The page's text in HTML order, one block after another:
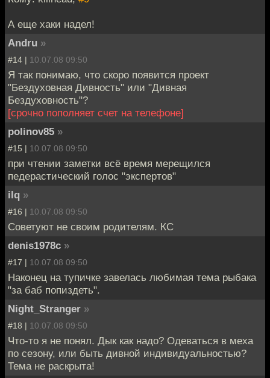
А еще хаки надел!
Andru »
#14 | 10.07.08 09:50
Я так понимаю, что скоро появится проект
"Бездуховная Дивность" или "Дивная
Бездуховность"?
[срочно пополняет счет на телефоне]
polinov85 »
#15 | 10.07.08 09:50
при чтении заметки всё время мерещился
педерастический голос "экспертов"
ilq »
#16 | 10.07.08 09:50
Советуют не своим родителям. КС
denis1978c »
#17 | 10.07.08 09:50
Наконец на тупичке завелась любимая тема рыбака
"за баб попиздеть".
Night_Stranger »
#18 | 10.07.08 09:50
Что-то я не понял. Дык как надо? Одеваться в меха
по сезону, или быть дивной индивидуальностью?
Тема не раскрыта!